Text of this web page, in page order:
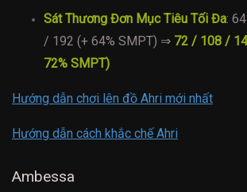
Sát Thương Đơn Mục Tiêu Tối Đa:
/ 192 (+ 64% SMPT) ⇒ 72 / 108 /
72% SMPT)
Hướng dẫn chơi lên đồ Ahri mới nhất
Hướng dẫn cách khắc chế Ahri
Ambessa